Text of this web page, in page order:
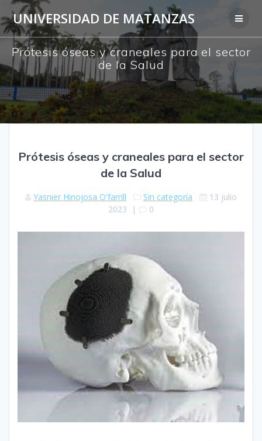
Saltar
al
contenido
UNIVERSIDAD DE MATANZAS
Prótesis óseas y craneales para el sector
de la Salud
Prótesis óseas y craneales para el sector
de la Salud
Yasnier Hinojosa O'farrill Sin categoría
13 julio
2023 | 0